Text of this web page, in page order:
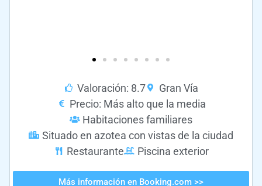
Valoración: 8.7
Gran Vía
Precio: Más alto que la media
Habitaciones familiares
Situado en azotea con vistas de la ciudad
Restaurante
Piscina exterior
Más información en Booking.com >>